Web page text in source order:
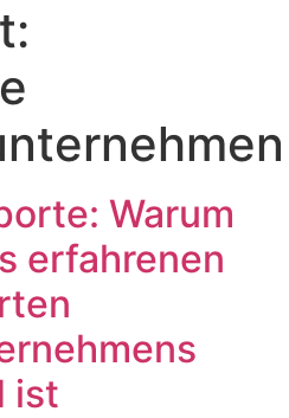
Warum
erfahrenen
ist